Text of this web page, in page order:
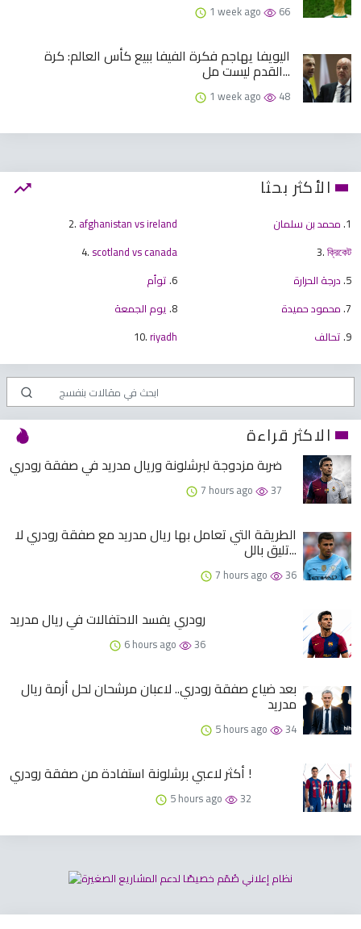
1 week ago 66
اليويفا يهاجم فكرة الفيفا ببيع كأس العالم: كرة
القدم ليست مل...
1 week ago 48
الأكثر بحثا
1. محمد بن سلمان 2. afghanistan vs ireland
3.ক্রিকেট
4. scotland vs canada
5. درجة الحرارة 6. توأم
7. محمود حميدة 8. يوم الجمعة
9. تحالف 10.riyadh
الاكثر قراءة
ضربة مزدوجة لبرشلونة وريال مدريد في صفقة رودري
7 hours ago 37
الطريقة التي تعامل بها ريال مدريد مع صفقة رودري لا
تليق بالل...
7 hours ago 36
رودري يفسد الاحتفالات في ريال مدريد
6 hours ago 36
بعد ضياع صفقة رودري.. لاعبان مرشحان لحل أزمة ريال
مدريد
5 hours ago 34
أكثر لاعبي برشلونة استفادة من صفقة رودري !
5 hours ago 32